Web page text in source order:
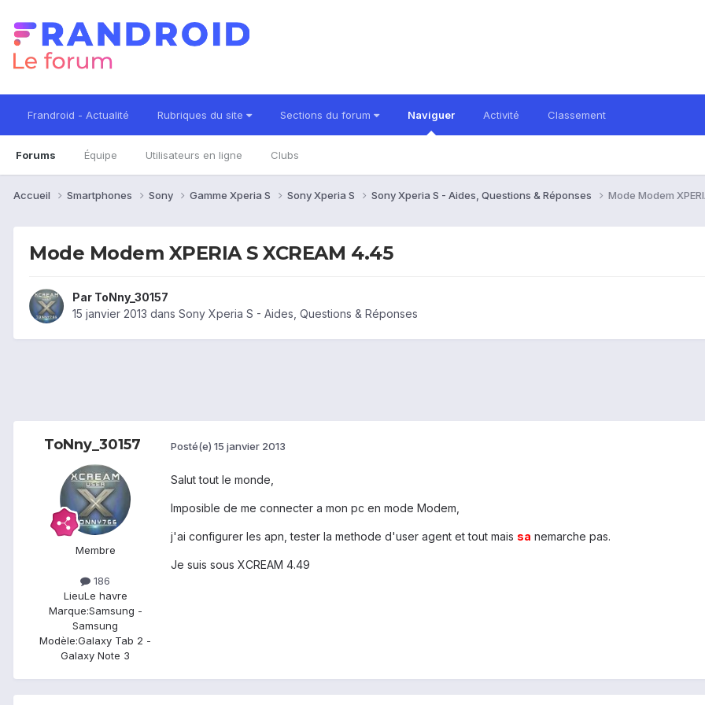
Frandroid - Actualité Rubriques du site Sections du forum Naviguer
Forums Équipe Utilisateurs en ligne Clubs
Activité Classement
Accueil Smartphones Sony Gamme Xperia S Sony Xperia S Sony Xperia S - Aides, Questions & Réponses Mode Modem
Mode Modem XPERIA S XCREAM 4.45
Par ToNny_30157
15 janvier 2013 dans Sony Xperia S - Aides, Questions & Réponses
ToNny_30157
Membre
186
LieuLe havre
Marque:Samsung -
Samsung
Modèle:Galaxy Tab 2 -
Galaxy Note 3
Posté(e) 15 janvier 2013
Salut tout le monde,
Imposible de me connecter a mon pc en mode Modem,
j'ai configurer les apn, tester la methode d'user agent et tout mais sa nemarche pas.
Je suis sous XCREAM 4.49